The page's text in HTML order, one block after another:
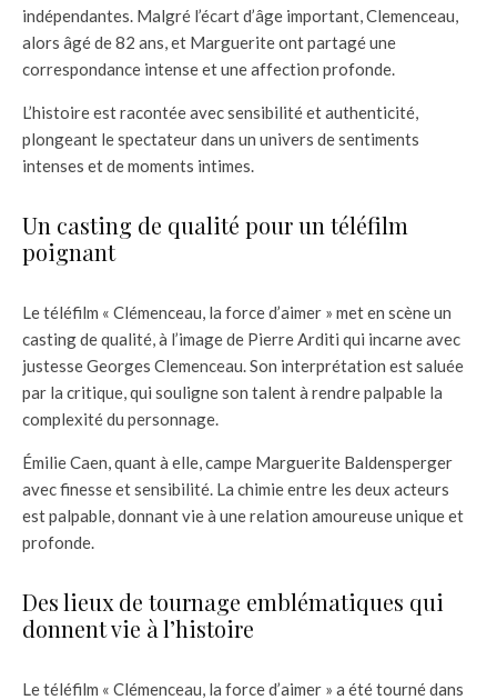
indépendantes. Malgré l’écart d’âge important, Clemenceau,
alors âgé de 82 ans, et Marguerite ont partagé une
correspondance intense et une affection profonde.
L’histoire est racontée avec sensibilité et authenticité,
plongeant le spectateur dans un univers de sentiments
intenses et de moments intimes.
Un casting de qualité pour un téléfilm
poignant
Le téléfilm « Clémenceau, la force d’aimer » met en scène un
casting de qualité, à l’image de Pierre Arditi qui incarne avec
justesse Georges Clemenceau. Son interprétation est saluée
par la critique, qui souligne son talent à rendre palpable la
complexité du personnage.
Émilie Caen, quant à elle, campe Marguerite Baldensperger
avec finesse et sensibilité. La chimie entre les deux acteurs
est palpable, donnant vie à une relation amoureuse unique et
profonde.
Des lieux de tournage emblématiques qui
donnent vie à l’histoire
Le téléfilm « Clémenceau, la force d’aimer » a été tourné dans